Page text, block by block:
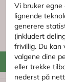
Vi bruker egne
lignende
generere
(inkludert
frivillig. Du kan
valgene dine
eller trekke
nederst på